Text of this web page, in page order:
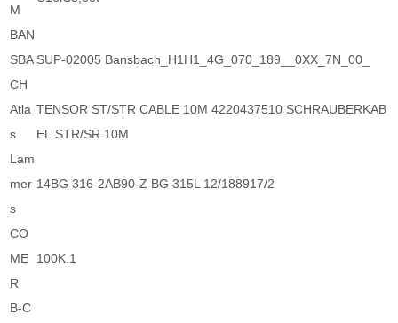
M
BAN
SBA
CH
SUP-02005 Bansbach_H1H1_4G_070_189__0XX_7N_00_
Atla
s
TENSOR ST/STR CABLE 10M 4220437510 SCHRAUBERKAB
EL STR/SR 10M
Lam
mer
s
14BG 316-2AB90-Z BG 315L 12/188917/2
CO
ME
R
100K.1
B-C